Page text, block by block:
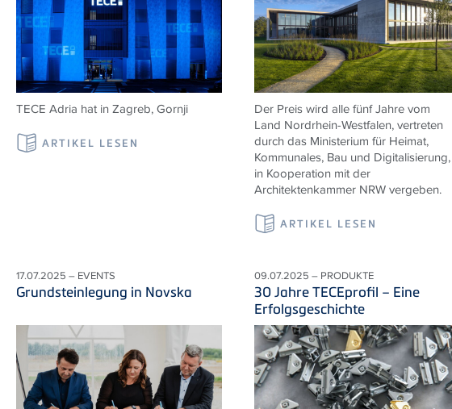
TECE Adria hat in Zagreb,Gornji
ARTIKEL LESEN
Der Preis wird alle fünf Jahre vom
Land Nordrhein-Westfalen, vertreten
durch das Ministerium für Heimat,
Kommunales, Bau und Digitalisierung,
in Kooperation mit der
Architektenkammer NRW vergeben.
ARTIKEL LESEN
17.07.2025 – EVENTS
Grundsteinlegung in Novska
09.07.2025 – PRODUKTE
30 Jahre TECEprofil – Eine
Erfolgsgeschichte